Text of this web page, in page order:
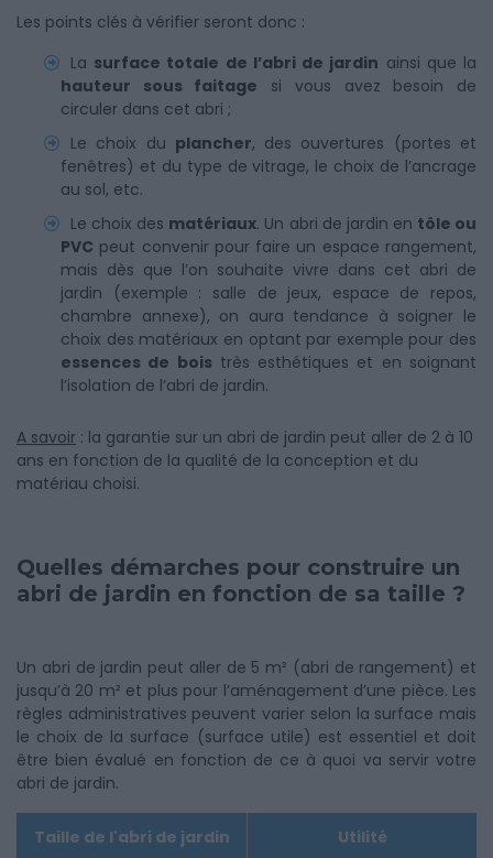
Les points clés à vérifier seront donc :
La surface totale de l’abri de jardin ainsi que la
hauteur sous faitage si vous avez besoin de
circuler dans cet abri ;
Le choix du plancher, des ouvertures (portes et
fenêtres) et du type de vitrage, le choix de l’ancrage
au sol, etc.
Le choix des matériaux. Un abri de jardin en tôle ou
PVC peut convenir pour faire un espace rangement,
mais dès que l’on souhaite vivre dans cet abri de
jardin (exemple : salle de jeux, espace de repos,
chambre annexe), on aura tendance à soigner le
choix des matériaux en optant par exemple pour des
essences de bois très esthétiques et en soignant
l’isolation de l’abri de jardin.
A savoir : la garantie sur un abri de jardin peut aller de 2 à 10
ans en fonction de la qualité de la conception et du
matériau choisi.
Quelles démarches pour construire un
abri de jardin en fonction de sa taille ?
Un abri de jardin peut aller de 5 m² (abri de rangement) et
jusqu’à 20 m² et plus pour l’aménagement d’une pièce. Les
règles administratives peuvent varier selon la surface mais
le choix de la surface (surface utile) est essentiel et doit
être bien évalué en fonction de ce à quoi va servir votre
abri de jardin.
Taille de l'abri de jardin Utilité